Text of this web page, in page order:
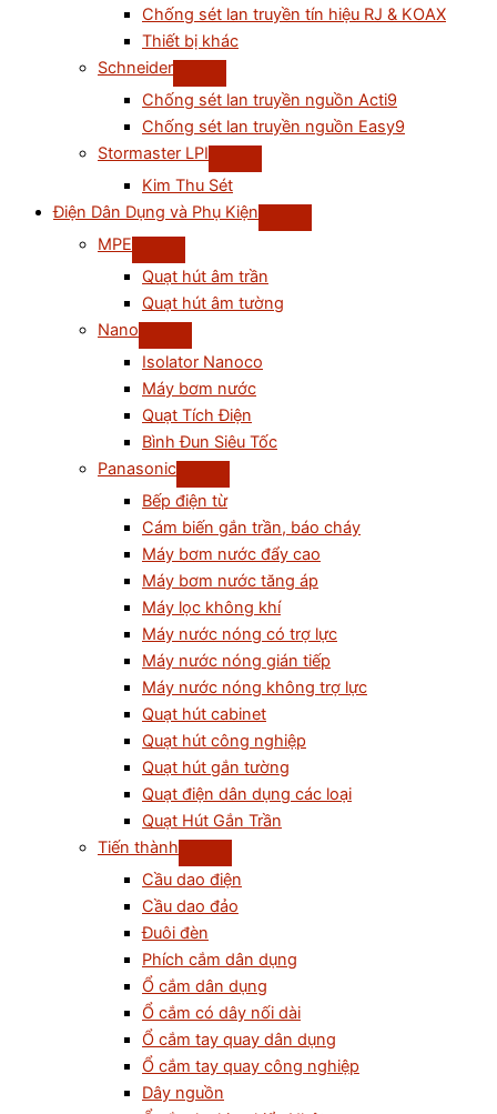
Chống sét lan truyền tín hiệu RJ & KOAX
Thiết bị khác
Schneider
Chống sét lan truyền nguồn Acti9
Chống sét lan truyền nguồn Easy9
Stormaster LPI
Kim Thu Sét
Điện Dân Dụng và Phụ Kiện
MPE
Quạt hút âm trần
Quạt hút âm tường
Nano
Isolator Nanoco
Máy bơm nước
Quạt Tích Điện
Bình Đun Siêu Tốc
Panasonic
Bếp điện từ
Cám biến gắn trần, báo cháy
Máy bơm nước đẩy cao
Máy bơm nước tăng áp
Máy lọc không khí
Máy nước nóng có trợ lực
Máy nước nóng gián tiếp
Máy nước nóng không trợ lực
Quạt hút cabinet
Quạt hút công nghiệp
Quạt hút gắn tường
Quạt điện dân dụng các loại
Quạt Hút Gắn Trần
Tiến thành
Cầu dao điện
Cầu dao đảo
Đuôi đèn
Phích cắm dân dụng
Ổ cắm dân dụng
Ổ cắm có dây nối dài
Ổ cắm tay quay dân dụng
Ổ cắm tay quay công nghiệp
Dây nguồn